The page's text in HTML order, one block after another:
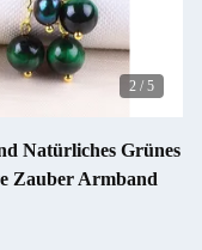
2 / 5
Natürliches Grünes
Zauber Armband